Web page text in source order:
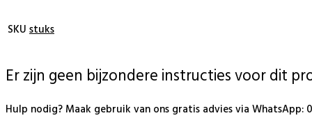
SKU stuks
Er zijn geen bijzondere instructies voor dit
Hulp nodig? Maak gebruik van ons gratis advies via WhatsApp: